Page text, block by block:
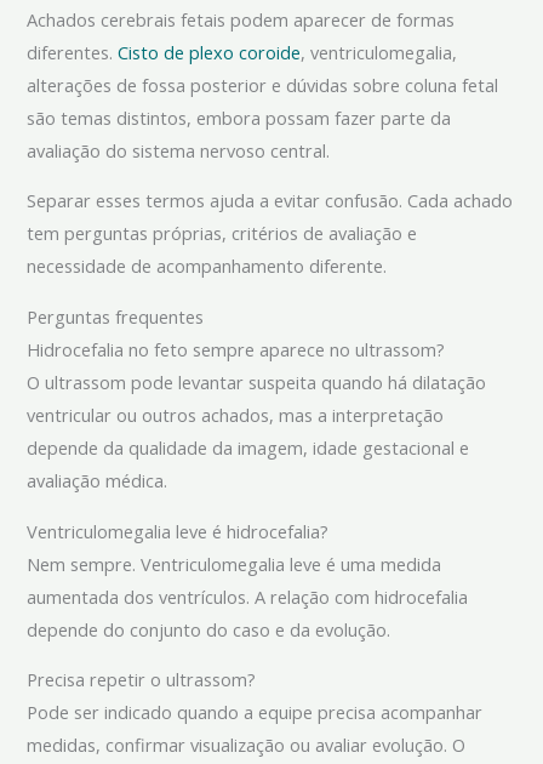
Achados cerebrais fetais podem aparecer de formas
diferentes.Cisto de plexo coroide, ventriculomegalia,
alterações de fossa posterior e dúvidas sobre coluna fetal
são temas distintos, embora possam fazer parte da
avaliação do sistema nervoso central.
Separar esses termos ajuda a evitar confusão. Cada achado
tem perguntas próprias, critérios de avaliação e
necessidade de acompanhamento diferente.
Perguntas frequentes
Hidrocefalia no feto sempre aparece no ultrassom?
O ultrassom pode levantar suspeita quando há dilatação
ventricular ou outros achados, mas a interpretação
depende da qualidade da imagem, idade gestacional e
avaliação médica.
Ventriculomegalia leve é hidrocefalia?
Nem sempre. Ventriculomegalia leve é uma medida
aumentada dos ventrículos. A relação com hidrocefalia
depende do conjunto do caso e da evolução.
Precisa repetir o ultrassom?
Pode ser indicado quando a equipe precisa acompanhar
medidas, confirmar visualização ou avaliar evolução. O